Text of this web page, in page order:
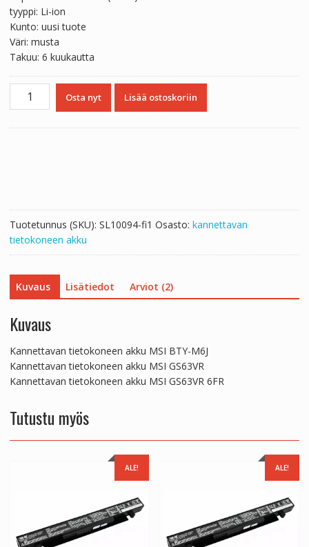
tyyppi: Li-ion
Kunto: uusi tuote
Väri: musta
Takuu: 6 kuukautta
Kannettavan
tietokoneen
Osta nyt Lisää ostoskoriin
Tuotetunnus (SKU): SL10094-fi1 Osasto: kannettavan
tietokoneen akku
Kuvaus Lisätiedot Arviot (2)
Kuvaus
Kannettavan tietokoneen akku MSI BTY-M6J
Kannettavan tietokoneen akku MSI GS63VR
Kannettavan tietokoneen akku MSI GS63VR 6FR
Tutustu myös
ALE! ALE!